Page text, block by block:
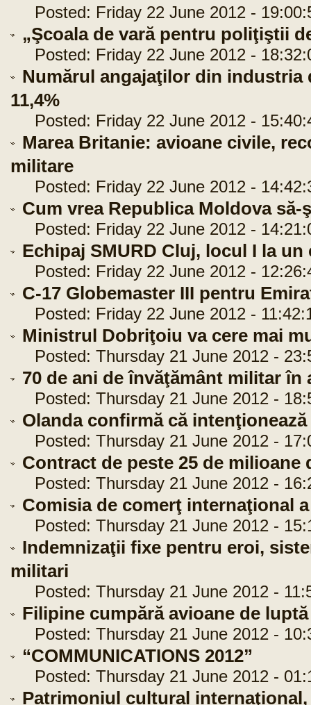
Posted: Friday 22 June 2012 -
„Şcoala de vară pentru poliţiştii
Posted: Friday 22 June 2012 -
Numărul angajaţilor din industria
11,4%
Posted: Friday 22 June 2012 -
Marea Britanie: avioane civile,
militare
Posted: Friday 22 June 2012 -
Cum vrea Republica Moldova să-
Posted: Friday 22 June 2012 -
Echipaj SMURD Cluj, locul I la
Posted: Friday 22 June 2012 -
C-17 Globemaster III pentru
Posted: Friday 22 June 2012 -
Ministrul Dobriţoiu va cere mai
Posted: Thursday 21 June 2012 -
70 de ani de învăţământ militar în
Posted: Thursday 21 June 2012 -
Olanda confirmă că
Posted: Thursday 21 June 2012 -
Contract de peste 25 de milioane
Posted: Thursday 21 June 2012 -
Comisia de comerţ internaţional
Posted: Thursday 21 June 2012 -
Indemnizaţii fixe pentru eroi,
militari
Posted: Thursday 21 June 2012 -
Filipine cumpără avioane de
Posted: Thursday 21 June 2012 -
“COMMUNICATIONS 2012”
Posted: Thursday 21 June 2012 -
Patrimoniul cultural